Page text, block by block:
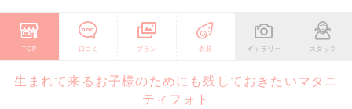
TOP 口コミ プラン 衣装 ギャラリー スタッフ
生まれて来るお子様のためにも残しておきたいマタニ
ティフォト